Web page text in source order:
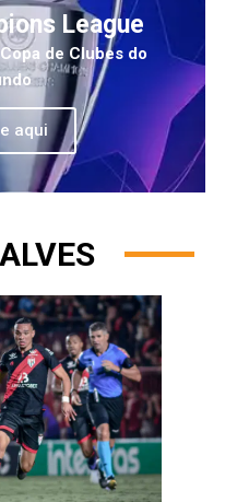
League
de Clubes do
aqui